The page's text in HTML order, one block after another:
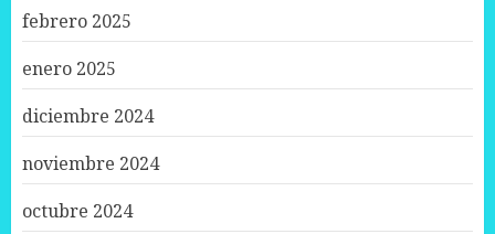
febrero 2025
enero 2025
diciembre 2024
noviembre 2024
octubre 2024